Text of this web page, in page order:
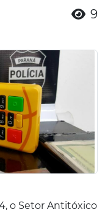
9
o Setor Antitóxico